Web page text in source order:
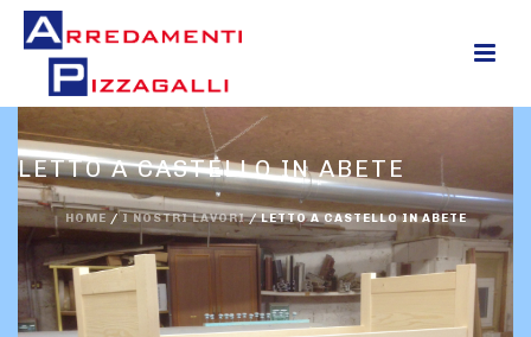
LETTO A CASTELLO IN ABETE
HOME / I NOSTRI LAVORI/LETTO A CASTELLO IN ABETE